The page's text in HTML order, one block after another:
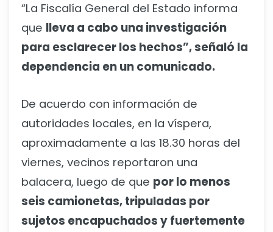
“La Fiscalía General del Estado informa
que lleva a cabo una investigación
para esclarecer los hechos”, señaló la
dependencia en un comunicado.
De acuerdo con información de
autoridades locales, en la víspera,
aproximadamente a las 18.30 horas del
viernes, vecinos reportaron una
balacera, luego de que por lo menos
seis camionetas, tripuladas por
sujetos encapuchados y fuertemente